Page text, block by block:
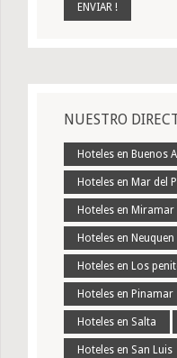
NUESTRO
Hoteles en Buenos
Hoteles en Mar del
Hoteles en Miramar
Hoteles en Neuquen
Hoteles en Los
Hoteles en Pinamar
Hoteles en Salta
Hoteles en San Luis